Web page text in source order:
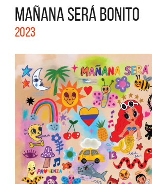
MAÑANA SERÁ BONITO
2023